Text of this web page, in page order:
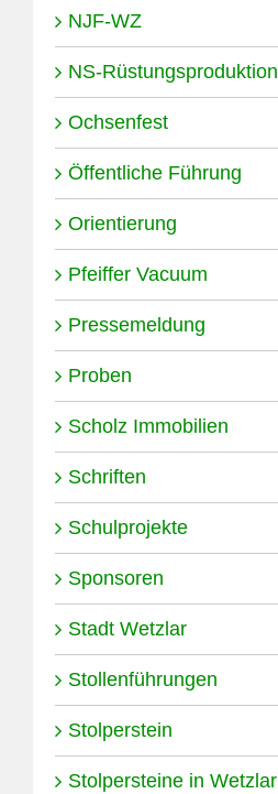
NJF-WZ
NS-Rüstungsproduktion
Ochsenfest
Öffentliche Führung
Orientierung
Pfeiffer Vacuum
Pressemeldung
Proben
Scholz Immobilien
Schriften
Schulprojekte
Sponsoren
Stadt Wetzlar
Stollenführungen
Stolperstein
Stolpersteine in Wetzlar